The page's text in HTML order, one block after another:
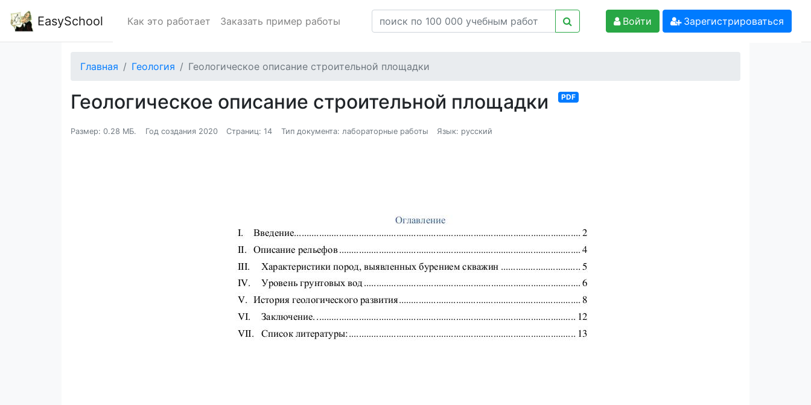
EasySchool Как это работает Заказать пример работы Войти Зарегистрироваться
Главная Геология Геологическое описание строительной площадки
Геологическое описание строительной площадки PDF
Размер: 0.28 МБ. Год создания 2020 Страниц: 14 Тип документа: лабораторные работы Язык: русский